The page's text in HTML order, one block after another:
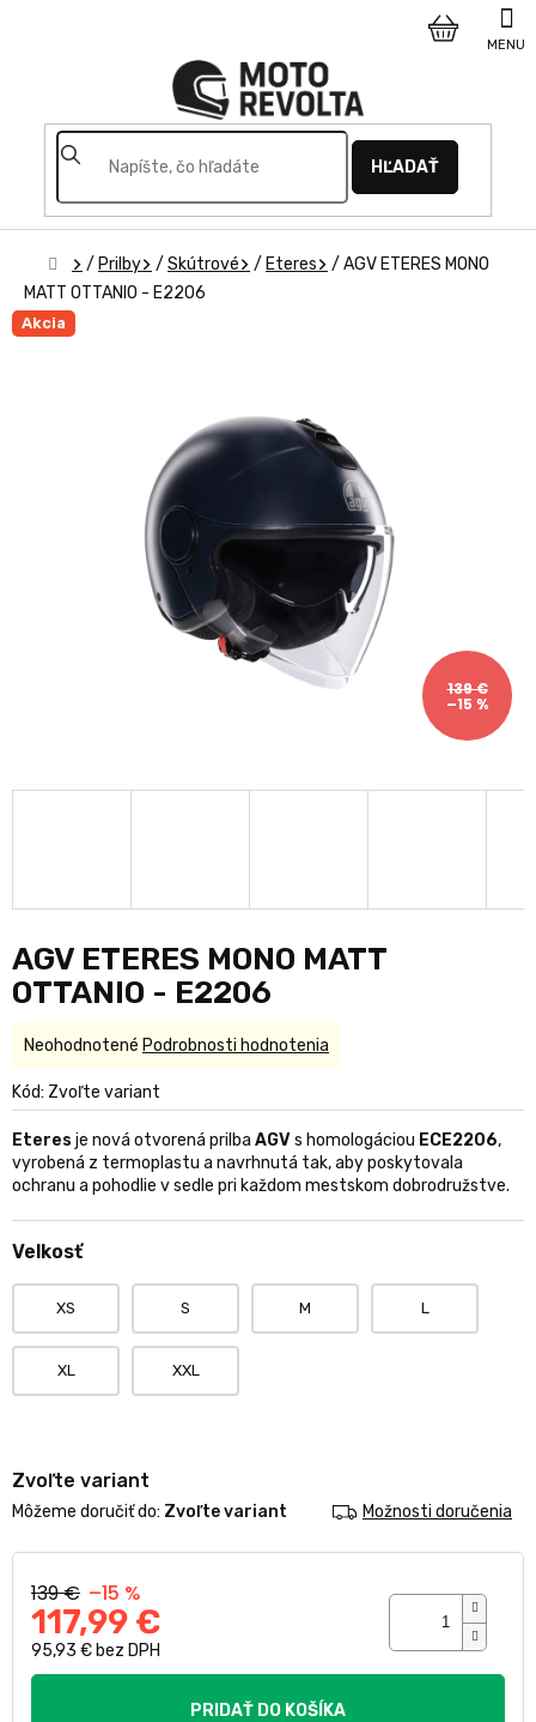
HĽADAŤ
NÁKUPNÝ
Domov
/ Prilby / Skútrové / Eteres / AGV ETERES MONO
MATT OTTANIO - E2206
Akcia
139 €
–15 %
AGV ETERES MONO MATT
OTTANIO - E2206
Kód: Zvoľte variant
Velkosť
XS S M L
XL XXL
Zvoľte variant
Môžeme doručiť do: Zvoľte variant Možnosti doručenia
139 € –15 %
117,99 €
95,93 € bez DPH
Jednotková
PRIDAŤ DO KOŠÍKA
Eteres je nová otvorená prilba AGVs homologáciou ECE2206,
vyrobená z termoplastu a navrhnutá tak, aby poskytovala
ochranu a pohodlie v sedle pri každom mestskom dobrodružstve.
Priemerné
produktu
je
0,0
z
5
Neohodnotené Podrobnosti hodnotenia